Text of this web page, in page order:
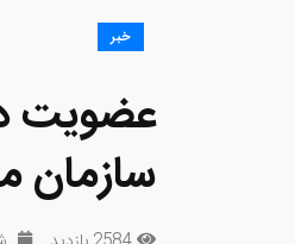
خبر
عضویت
سازمان